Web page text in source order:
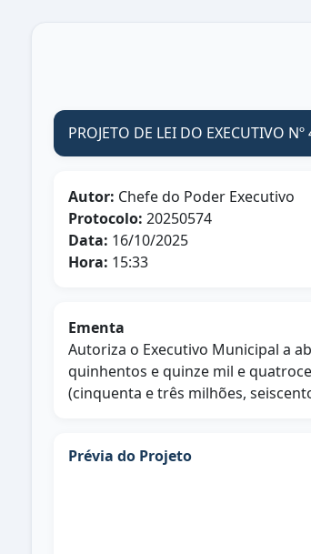
PROJETO DE LEI DO EXECUTIVO
Autor: Chefe do Poder Executivo
Protocolo: 20250574
Data: 16/10/2025
Hora: 15:33
Ementa
Autoriza o Executivo Municipal a
quinhentos e quinze mil e
(cinquenta e três milhões,
Prévia do Projeto